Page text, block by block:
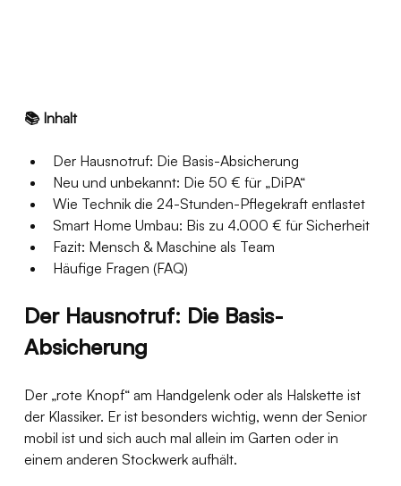
📚 Inhalt
Der Hausnotruf: Die Basis-Absicherung
Neu und unbekannt: Die 50 € für „DiPA“
Wie Technik die 24-Stunden-Pflegekraft entlastet
Smart Home Umbau: Bis zu 4.000 € für Sicherheit
Fazit: Mensch & Maschine als Team
Häufige Fragen (FAQ)
Der Hausnotruf: Die Basis-
Absicherung
Der „rote Knopf“ am Handgelenk oder als Halskette ist
der Klassiker. Er ist besonders wichtig, wenn der Senior
mobil ist und sich auch mal allein im Garten oder in
einem anderen Stockwerk aufhält.